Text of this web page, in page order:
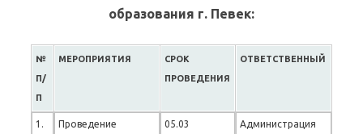
образования г. Певек:
№
П/
П
МЕРОПРИЯТИЯ
СРОК
ПРОВЕДЕНИЯ
ОТВЕТСТВЕННЫЙ
1.
Проведение
05.03
Администрация